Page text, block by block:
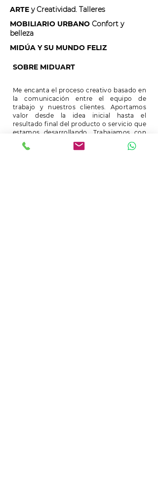
ARTE y Creatividad. Talleres
MOBILIARIO URBANO Confort y
belleza
MIDÚA Y SU MUNDO FELIZ
SOBRE MIDUART
Me encanta el proceso creativo basado en
la comunicación entre el equipo de
trabajo y nuestros clientes. Aportamos
valor desde la idea inicial hasta el
resultado final del producto o servicio que
estamos desarrollando. Trabajamos con
esmero y dedicación para que los
resultados sean los esperados por todos.